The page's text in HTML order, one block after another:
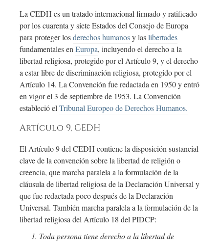
La CEDH es un tratado internacional firmado y ratificado
por los cuarenta y siete Estados del Consejo de Europa
para proteger losderechos humanosy laslibertades
fundamentales en Europa, incluyendo el derecho a la
libertad religiosa, protegido por el Artículo 9, y el derecho
a estar libre de discriminación religiosa, protegido por el
Artículo 14. La Convención fue redactada en 1950 y entró
en vigor el 3 de septiembre de 1953. La Convención
estableció el Tribunal Europeo de Derechos Humanos.
Artículo 9, CEDH
El Artículo 9 del CEDH contiene la disposición sustancial
clave de la convención sobre la libertad de religión o
creencia, que marcha paralela a la formulación de la
cláusula de libertad religiosa de la Declaración Universal y
que fue redactada poco después de la Declaración
Universal. También marcha paralela a la formulación de la
libertad religiosa del Artículo 18 del PIDCP:
Toda persona tiene derecho a la libertad de